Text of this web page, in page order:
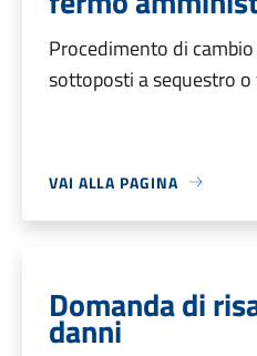
Procedimento di
sottoposti a sequestro
VAI ALLA PAGINA
Domanda di
danni